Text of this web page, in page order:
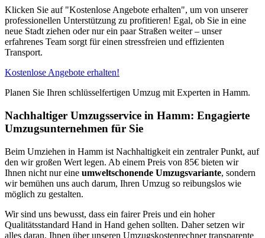
Klicken Sie auf "Kostenlose Angebote erhalten", um von unserer
professionellen Unterstützung zu profitieren! Egal, ob Sie in eine
neue Stadt ziehen oder nur ein paar Straßen weiter – unser
erfahrenes Team sorgt für einen stressfreien und effizienten
Transport.
Kostenlose Angebote erhalten!
Planen Sie Ihren schlüsselfertigen Umzug mit Experten in Hamm.
Nachhaltiger Umzugsservice in Hamm: Engagierte
Umzugsunternehmen für Sie
Beim Umziehen in Hamm ist Nachhaltigkeit ein zentraler Punkt, auf
den wir großen Wert legen. Ab einem Preis von 85€ bieten wir
Ihnen nicht nur eine umweltschonende Umzugsvariante, sondern
wir bemühen uns auch darum, Ihren Umzug so reibungslos wie
möglich zu gestalten.
Wir sind uns bewusst, dass ein fairer Preis und ein hoher
Qualitätsstandard Hand in Hand gehen sollten. Daher setzen wir
alles daran, Ihnen über unseren Umzugskostenrechner transparente